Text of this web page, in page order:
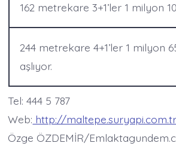
162 metrekare 3+1’ler 1 milyon
244 metrekare 4+1’ler 1 milyon
aşlıyor.
Tel: 444 5 787
Web: http://
Özge ÖZDEMİR/